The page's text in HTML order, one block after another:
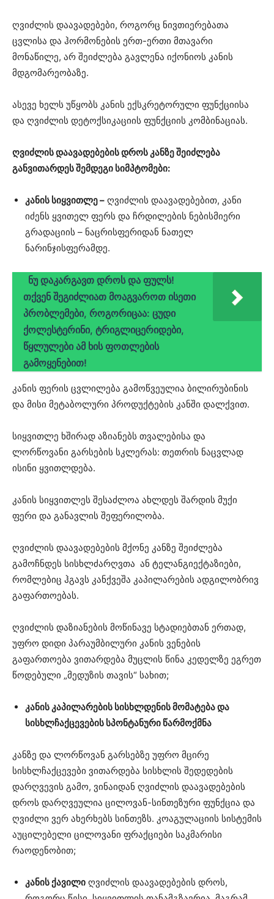
ღვიძლის დაავადებები, როგორც ნივთიერებათა
ცვლისა და ჰორმონების ერთ-ერთი მთავარი
მონაწილე, არ შეიძლება გავლენა იქონიოს კანის
მდგომარეობაზე.
ასევე ხელს უწყობს კანის ექსკრეტორული ფუნქციისა
და ღვიძლის დეტოქსიკაციის ფუნქციის კომბინაციას.
ღვიძლის დაავადებების დროს კანზე შეიძლება
განვითარდეს შემდეგი სიმპტომები:
კანის სიყვითლე – ღვიძლის დაავადებებით, კანი
იძენს ყვითელ ფერს და ჩრდილების ნებისმიერი
გრადაციის – ნაცრისფერიდან ნათელ
ნარინჯისფერამდე.
ნუ დაკარგავთ დროს და ფულს!
თქვენ შეგიძლიათ მოაგვაროთ ისეთი
პრობლემები, როგორიცაა: ცუდი
ქოლესტერინი, ტრიგლიცერიდები,
წყლულები ამ ხის ფოთლების
გამოყენებით!
კანის ფერის ცვლილება გამოწვეულია ბილირუბინის
და მისი მეტაბოლური პროდუქტების კანში დალქვით.
სიყვითლე ხშირად აზიანებს თვალებისა და
ლორწოვანი გარსების სკლერას: თეთრის ნაცვლად
ისინი ყვითლდება.
კანის სიყვითლეს შესაძლოა ახლდეს შარდის მუქი
ფერი და განავლის შეფერილობა.
ღვიძლის დაავადებების მქონე კანზე შეიძლება
გამოჩნდეს სისხლძარღვთა ან ტელანგიექტაზიები,
რომლებიც ჰგავს კანქვეშა კაპილარების ადგილობრივ
გაფართოებას.
ღვიძლის დაზიანების მოწინავე სტადიებთან ერთად,
უფრო დიდი პარაუმბილური კანის ვენების
გაფართოება ვითარდება მუცლის წინა კედელზე ეგრეთ
წოდებული „მედუზის თავის“ სახით;
კანის კაპილარების სისხლდენის მომატება და
სისხლჩაქცევების სპონტანური წარმოქმნა
კანზე და ლორწოვან გარსებზე უფრო მცირე
სისხლჩაქცევები ვითარდება სისხლის შედედების
დარღვევის გამო, ვინაიდან ღვიძლის დაავადებების
დროს დარღვეულია ცილოვან-სინთეზური ფუნქცია და
ღვიძლი ვერ ახერხებს სინთეზს. კოაგულაციის სისტემის
აუცილებელი ცილოვანი ფრაქციები საკმარისი
რაოდენობით;
კანის ქავილი ღვიძლის დაავადებების დროს,